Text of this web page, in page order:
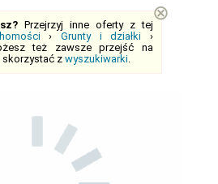
Przejrzyj inne oferty z tej
›Grunty i działki ›
też zawsze przejść na
skorzystać z wyszukiwarki.
⊗